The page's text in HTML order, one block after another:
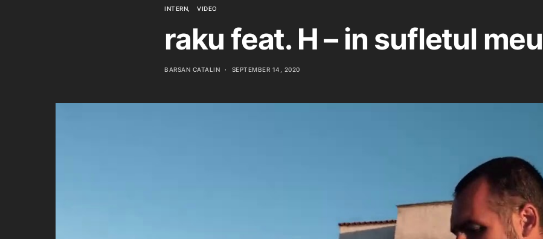
INTERN VIDEO
raku feat. H – in sufletul meu
BARSAN CATALIN SEPTEMBER 14, 2020